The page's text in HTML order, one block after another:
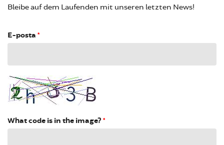
Bleibe auf dem Laufenden mit unseren letzten News!
E-posta *
What code is in the image? *